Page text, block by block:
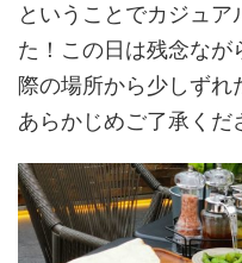
ということでカジュ
た！この日は残念なが
際の場所から少しずれ
あらかじめご了承くだ